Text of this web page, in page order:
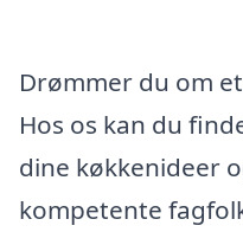
Drømmer du om
Hos os kan du
dine køkkenideer
kompetente